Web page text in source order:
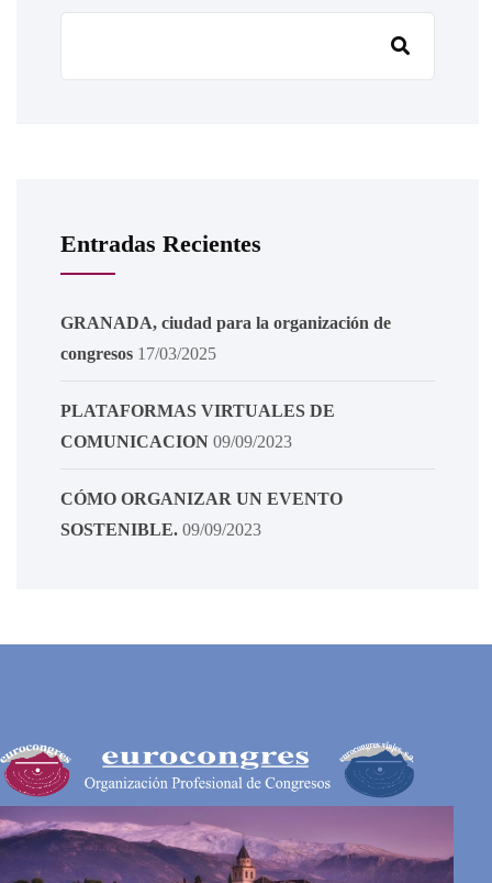
Entradas Recientes
GRANADA, ciudad para la organización de
congresos 17/03/2025
PLATAFORMAS VIRTUALES DE
COMUNICACION 09/09/2023
CÓMO ORGANIZAR UN EVENTO
SOSTENIBLE. 09/09/2023